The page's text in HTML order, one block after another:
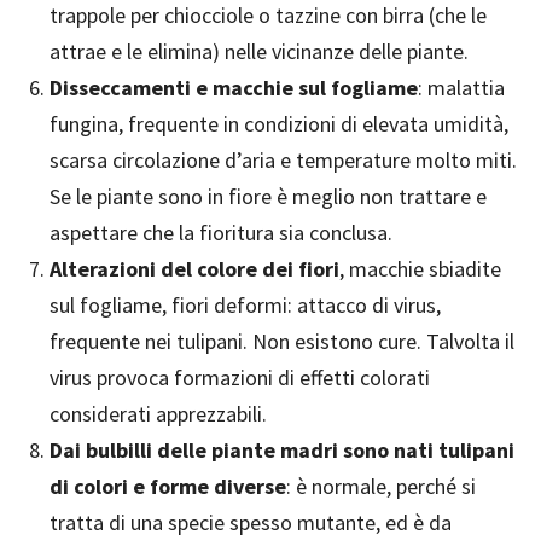
trappole per chiocciole o tazzine con birra (che le
attrae e le elimina) nelle vicinanze delle piante.
Disseccamenti e macchie sul fogliame: malattia
fungina, frequente in condizioni di elevata umidità,
scarsa circolazione d’aria e temperature molto miti.
Se le piante sono in fiore è meglio non trattare e
aspettare che la fioritura sia conclusa.
Alterazioni del colore dei fiori, macchie sbiadite
sul fogliame, fiori deformi: attacco di virus,
frequente nei tulipani. Non esistono cure. Talvolta il
virus provoca formazioni di effetti colorati
considerati apprezzabili.
Dai bulbilli delle piante madri sono nati tulipani
di colori e forme diverse: è normale, perché si
tratta di una specie spesso mutante, ed è da